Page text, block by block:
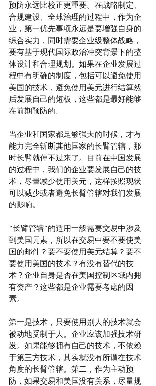
预防永远比校正更重要。在战略制定、
合规建设、全球治理的过程中，作为企
业，第一优先事项永远是要增强自身的
综合实力，同时需要企业级整体战略，
要有基于现代国际政治冲突背景下的整
体设计和合理规划。如果在企业发展过
程中有明确的制度，包括可以避免使用
美国的技术，避免使用美元进行结算然
后发展自己的短板，这些都是最好能够
在前期预防的。
当企业和国家都足够强大的时候，才有
能力完全斩断其他国家的长臂管辖，那
时长臂就伸不过来了。目前在中国发展
的过程中，我们的企业要发展自己的技
术，尽量减少使用美元，这样按照现状
可以减少或者避免长臂管辖对我们发展
的影响。
”长臂管辖”的适用一般需要交易中涉及
到美国元素，所以在交易中要不要使美
国的邮件？要不要使用美元结算？要不
要使用美国的技术？有没有替代的技
术？企业自身是否在美国控制区域内拥
有资产？这些都是企业需要考虑的因
素。
第一是技术，只要使用别人的技术就会
被动地受制于人。企业应该加强技术研
发。如果能够拥有自己的技术，不依赖
于第三方技术，其实就没有所谓在技术
角度的长臂管辖。第二，作为主动预
防，如果交易和美国没有关系，尽量规